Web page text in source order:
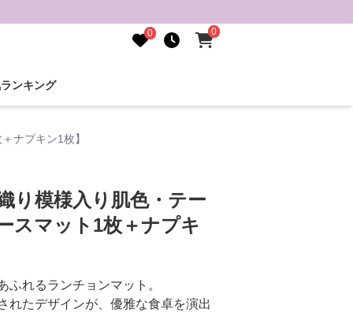
0 0
ランキング
ナプキン1枚】
り模様入り肌色・テー
スマット1枚＋ナプキ
ふれるランチョンマット。
れたデザインが、優雅な食卓を演出